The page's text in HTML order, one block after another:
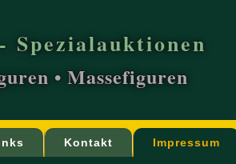
• Massefiguren
Kontakt Impressum